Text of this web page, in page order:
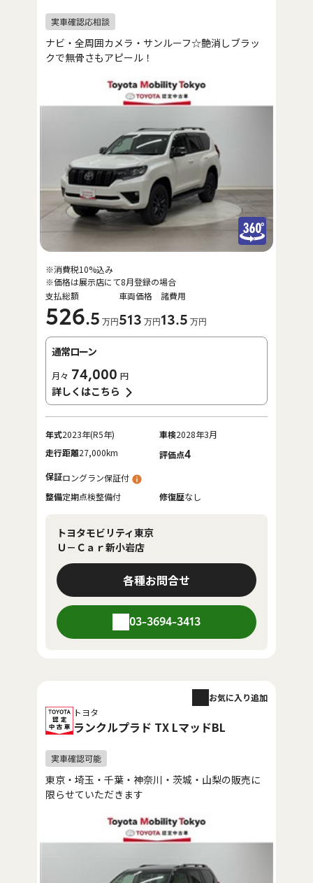
ナビ・全周囲カメラ・サンルーフ☆艶消しブラッ
クで無骨さもアピール！
支払総額
526.5 万円
車両価格
513 万円
諸費用
13.5 万円
※消費税10%込み
※価格は展示店にて8月登録の場合
通常ローン
月々 74,000 円
詳しくはこちら
年式2023年(R5年) 車検2028年3月
走行距離27,000km 評価点4
保証ロングラン保証付
整備定期点検整備付 修復歴なし
トヨタモビリティ東京
Ｕ－Ｃａｒ新小岩店
各種お問合せ
03-3694-3413
トヨタ
ランクルプラド TX LマッドBL
お気に入り追加
東京・埼玉・千葉・神奈川・茨城・山梨の販売に
限らせていただきます